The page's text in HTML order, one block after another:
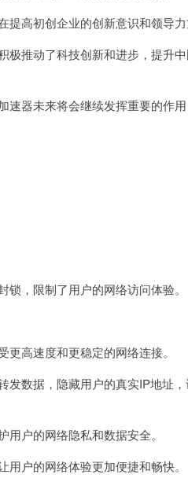
高初创企业的创新意识和领导力
推动了科技创新和进步，提升
器未来将会继续发挥重要的作
，限制了用户的网络访问体验。
高速度和更稳定的网络连接。
数据，隐藏用户的真实IP地址
户的网络隐私和数据安全。
户的网络体验更加便捷和畅快。